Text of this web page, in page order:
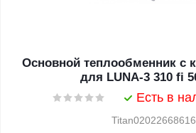
Основной теплообменник с
для LUNA-3 310 fi
Есть в